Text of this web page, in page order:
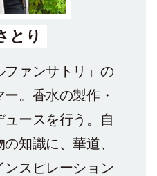
とり
ァンサトリ」の
。香水の製作・
ースを行う。自
知識に、華道、
スピレーション